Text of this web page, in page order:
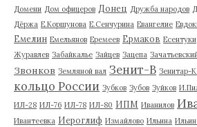
Домени Дом офицеров Донец Дружба народов
Дёржа Е.Коршунова Е.Сенчурина Евангелие
Емелин Емельянов Еремеев Ермаков Есентуки
Журавлев Забайкалье Зайцев Зацепа
Звонков Земляной вал Зенит-В Зенитар-
кольцо России Зубков Зубов Зуйков
ИЛ-28 ИЛ-76 ИЛ-78 ИЛ-80 ИПМ Иванилов
Ивантеевка Иероглиф Измайлово Ильина